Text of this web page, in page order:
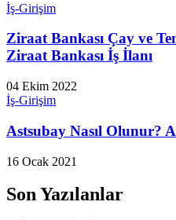
İş-Girişim
Ziraat Bankası Çay ve
Ziraat Bankası İş İlanı
04 Ekim 2022
İş-Girişim
Astsubay Nasıl Olunur?
16 Ocak 2021
Son Yazılanlar